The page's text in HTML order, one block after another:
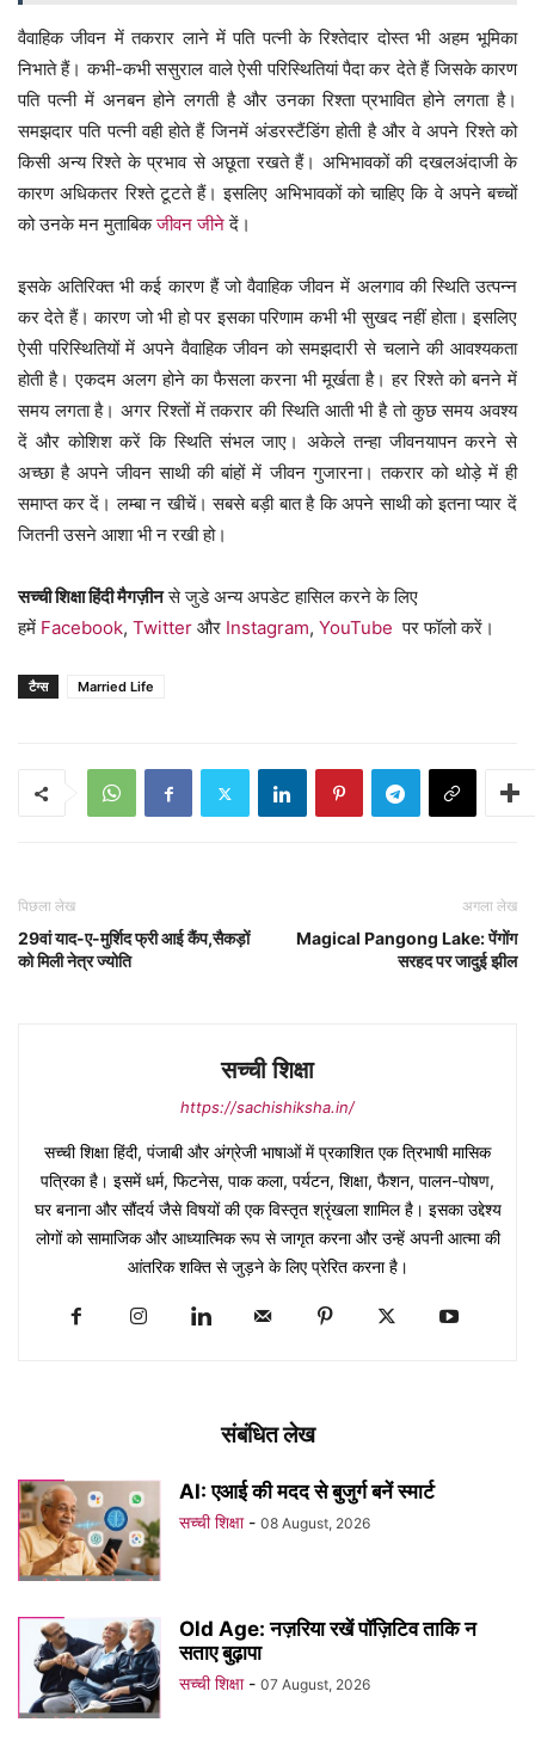
वैवाहिक जीवन में तकरार लाने में पति पत्नी के रिश्तेदार दोस्त भी अहम भूमिका
निभाते हैं। कभी-कभी ससुराल वाले ऐसी परिस्थितियां पैदा कर देते हैं जिसके कारण
पति पत्नी में अनबन होने लगती है और उनका रिश्ता प्रभावित होने लगता है।
समझदार पति पत्नी वही होते हैं जिनमें अंडरस्टैंडिंग होती है और वे अपने रिश्ते को
किसी अन्य रिश्ते के प्रभाव से अछूता रखते हैं। अभिभावकों की दखलअंदाजी के
कारण अधिकतर रिश्ते टूटते हैं। इसलिए अभिभावकों को चाहिए कि वे अपने बच्चों
को उनके मन मुताबिकजीवन जीनेदें।
इसके अतिरिक्त भी कई कारण हैं जो वैवाहिक जीवन में अलगाव की स्थिति उत्पन्न
कर देते हैं। कारण जो भी हो पर इसका परिणाम कभी भी सुखद नहीं होता। इसलिए
ऐसी परिस्थितियों में अपने वैवाहिक जीवन को समझदारी से चलाने की आवश्यकता
होती है। एकदम अलग होने का फैसला करना भी मूर्खता है। हर रिश्ते को बनने में
समय लगता है। अगर रिश्तों में तकरार की स्थिति आती भी है तो कुछ समय अवश्य
दें और कोशिश करें कि स्थिति संभल जाए। अकेले तन्हा जीवनयापन करने से
अच्छा है अपने जीवन साथी की बांहों में जीवन गुजारना। तकरार को थोड़े में ही
समाप्त कर दें। लम्बा न खीचें। सबसे बड़ी बात है कि अपने साथी को इतना प्यार दें
जितनी उसने आशा भी न रखी हो।
सच्ची शिक्षा हिंदी मैगज़ीनसे जुडे अन्य अपडेट हासिल करने के लिए
हमें Facebook, Twitter और Instagram, YouTube पर फॉलो करें।
टैग्स Married Life
पिछला लेख
29वां याद-ए-मुर्शिद फ्री आई कैंप,सैकड़ों
को मिली नेत्र ज्योति
अगला लेख
Magical Pangong Lake: पेंगोंग
सरहद पर जादुई झील
सच्ची शिक्षा
https://sachishiksha.in/
सच्ची शिक्षा हिंदी, पंजाबी और अंग्रेजी भाषाओं में प्रकाशित एक त्रिभाषी मासिक
पत्रिका है। इसमें धर्म, फिटनेस, पाक कला, पर्यटन, शिक्षा, फैशन, पालन-पोषण,
घर बनाना और सौंदर्य जैसे विषयों की एक विस्तृत श्रृंखला शामिल है। इसका उद्देश्य
लोगों को सामाजिक और आध्यात्मिक रूप से जागृत करना और उन्हें अपनी आत्मा की
आंतरिक शक्ति से जुड़ने के लिए प्रेरित करना है।
संबंधित लेख
AI: एआई की मदद से बुजुर्ग बनें स्मार्ट
सच्ची शिक्षा - 08 August, 2026
Old Age: नज़रिया रखें पॉज़िटिव ताकि न
सताए बुढ़ापा
सच्ची शिक्षा - 07 August, 2026